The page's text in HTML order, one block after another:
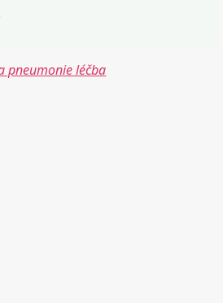
pneumonie léčba